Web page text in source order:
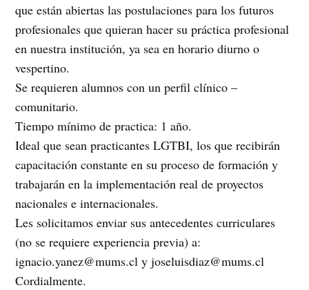
que están abiertas las postulaciones para los futuros
profesionales que quieran hacer su práctica profesional
en nuestra institución, ya sea en horario diurno o
vespertino.
Se requieren alumnos con un perfil clínico –
comunitario.
Tiempo mínimo de practica: 1 año.
Ideal que sean practicantes LGTBI, los que recibirán
capacitación constante en su proceso de formación y
trabajarán en la implementación real de proyectos
nacionales e internacionales.
Les solicitamos enviar sus antecedentes curriculares
(no se requiere experiencia previa) a:
ignacio.yanez@mums.cl y joseluisdiaz@mums.cl
Cordialmente.